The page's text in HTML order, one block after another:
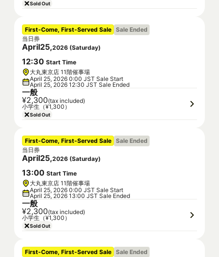
Sold Out
First-Come, First-Served Sale Sale Ended
当日券
April25,2026 (Saturday)
12:30 Start Time
大丸東京店 11階催事場
April 25, 2026 0:00 JST Sale Start
April 25, 2026 12:30 JST Sale Ended
一般
¥2,300(tax included)
小学生（¥1,300）
Sold Out
First-Come, First-Served Sale Sale Ended
当日券
April25,2026 (Saturday)
13:00 Start Time
大丸東京店 11階催事場
April 25, 2026 0:00 JST Sale Start
April 25, 2026 13:00 JST Sale Ended
一般
¥2,300(tax included)
小学生（¥1,300）
Sold Out
First-Come, First-Served Sale Sale Ended